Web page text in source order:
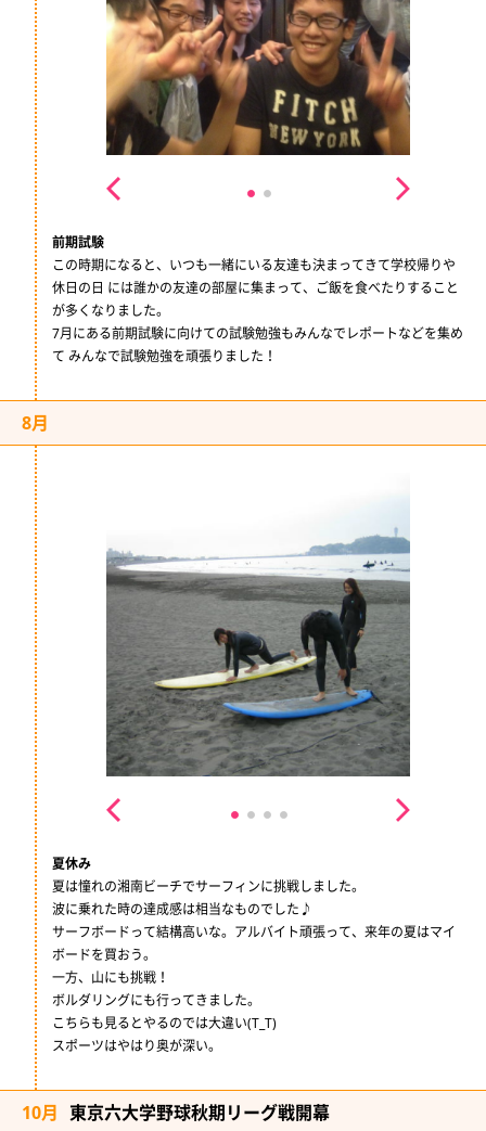
前期試験
この時期になると、いつも一緒にいる友達も決まってきて学校帰りや
休日の日 には誰かの友達の部屋に集まって、ご飯を食べたりすること
が多くなりました。
7月にある前期試験に向けての試験勉強もみんなでレポートなどを集め
て みんなで試験勉強を頑張りました！
8月
夏休み
夏は憧れの湘南ビーチでサーフィンに挑戦しました。
波に乗れた時の達成感は相当なものでした♪
サーフボードって結構高いな。アルバイト頑張って、来年の夏はマイ
ボードを買おう。
一方、山にも挑戦！
ボルダリングにも行ってきました。
こちらも見るとやるのでは大違い(T_T)
スポーツはやはり奥が深い。
10月 東京六大学野球秋期リーグ戦開幕